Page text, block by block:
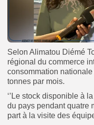
Selon Alimatou Diémé
régional du commerce
consommation
tonnes par mois.
‘’Le stock disponible à
du pays pendant quatre
part à la visite des